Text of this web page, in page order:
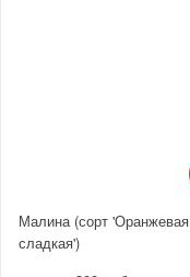
Малина (сорт 'Оранжевая
сладкая')